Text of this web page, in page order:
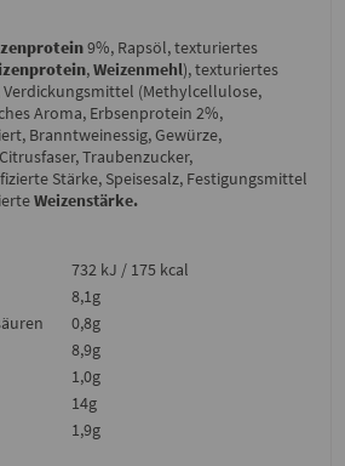
9%, Rapsöl, texturiertes
,Weizenmehl), texturiertes
Verdickungsmittel (Methylcellulose,
Aroma, Erbsenprotein 2%,
Branntweinessig, Gewürze,
Traubenzucker,
Stärke, Speisesalz, Festigungsmittel
Weizenstärke.
732 kJ / 175 kcal
8,1g
0,8g
8,9g
1,0g
14g
1,9g